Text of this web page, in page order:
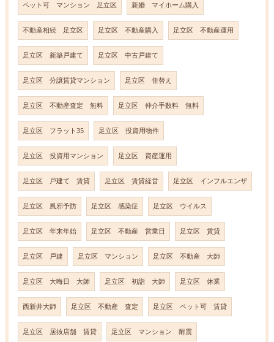
ペット可 マンション 足立区 新婚 マイホーム購入
不動産相続 足立区 足立区 不動産購入 足立区 不動産運用
足立区 新築戸建て 足立区 中古戸建て
足立区 分譲賃貸マンション 足立区 住替え
足立区 不動産査定 無料 足立区 仲介手数料 無料
足立区 フラット35 足立区 投資用物件
足立区 投資用マンション 足立区 資産運用
足立区 戸建て 賃貸 足立区 賃貸経営 足立区 インフルエンザ
足立区 風邪予防 足立区 感染症 足立区 ウイルス
足立区 年末年始 足立区 不動産 営業日 足立区 賃貸
足立区 戸建 足立区 マンション 足立区 不動産 大師
足立区 大晦日 大師 足立区 初詣 大師 足立区 休業
西新井大師 足立区 不動産 査定 足立区 ペット可 賃貸
足立区 居抜店舗 賃貸 足立区 マンション 耐震